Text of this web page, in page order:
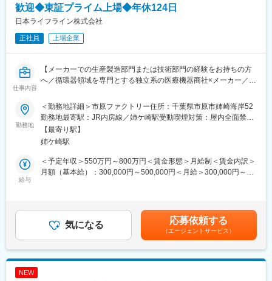
ッドです。オーダーメイド対応も多く、医療業界にとどまらず、
宇宙や酪農など幅広い分野で利用されています。
■組織構成
ています。
ものづくりの面白さを感じられ、現場から開発や新製品の提案に
も関わるチャンスがあります。医療ドラマなどへの製品採用実績
もあり、社会貢献度の高さも魅力です。
■教育体制
OJT形式で3ヶ月間、基礎からしっかり学べる研修を実施していま
す。未経験からでも着実に成長できる環境です。
働きやすさを重視し、業務量に応じて負担調整も行います。
製造・生産管理のスキルを磨きながら、将来的には開発部門や新
歓迎◆東証プライム上場◆年休124日
日本ライフライン株式会社
正社員 上場企業
仕事内容
【メーカーでの生産製造部門または技術部門の経験をお持ちの方
へ／循環器領域を専門とする独立系の医療機器商社×メーカー／国
■業務内容
・製造現場における管理業務（作業者、部材、生産進捗、工程、
歩留まり等の管理）
・製造ラインの移管業務（機械の導入・立上）
・ラインの構築化とQCDカイゼン業務
・パート社員の教育、評価
・工数の調査、分析、効率化検討（数値化する等による情報の整
■本業務で活かせる経験
・プロセスバリデーションの経験
勤務地
＜勤務地詳細＞市原ファクトリー住所：千葉県市原市姉崎海岸52
勤務地最寄駅：JR内房線／姉ケ崎駅受動喫煙対策：屋内全面禁煙
変更の範囲：会社の定める事業所
【最寄り駅】
姉ケ崎駅
給与
＜予定年収＞550万円～800万円＜賃金形態＞月給制＜賃金内訳＞
月額（基本給）：300,000円～500,000円＜月給＞300,000円～
す。月給(月額)は固定手当を含めた表記です。
気になる 応募依頼する
（エージェントサービス）
NEW